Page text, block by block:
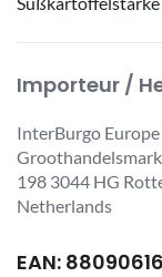
Importeur /
InterBurgo Europe
198 3044 HG
Netherlands
EAN: